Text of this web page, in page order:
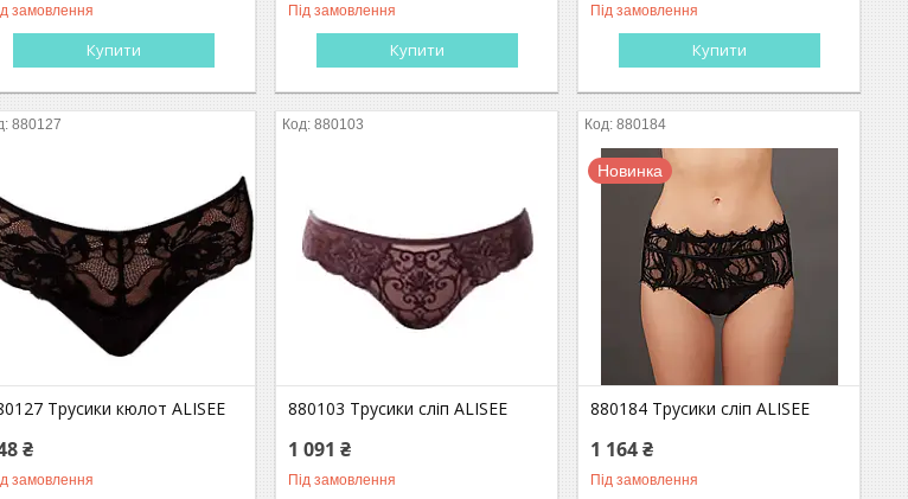
замовлення
Купити
Під замовлення
Купити
Під замовлення
Купити
880127
Трусики кюлот ALISEE
₴
замовлення
880103
880103 Трусики сліп ALISEE
1 091 ₴
Під замовлення
880184
Новинка
880184 Трусики сліп ALISEE
1 164 ₴
Під замовлення